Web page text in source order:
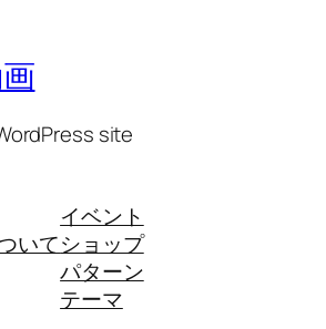
site
いて
イベント
ショップ
パターン
テーマ